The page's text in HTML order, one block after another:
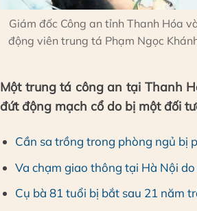
Giám đốc Công an tỉnh Thanh Hóa
động viên trung tá Phạm Ngọc
Một trung tá công an tại Thanh
đứt động mạch cổ do bị một đối
Cần sa trồng trong phòng ngủ bị
Va chạm giao thông tại Hà Nội
Cụ bà 81 tuổi bị bắt sau 21 năm